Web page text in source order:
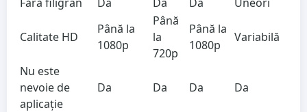
Calitate HD
Până la
1080p
Până
la
720p
Până la
1080p
Variabilă
Nu este
nevoie de
aplicație
Da Da Da Da